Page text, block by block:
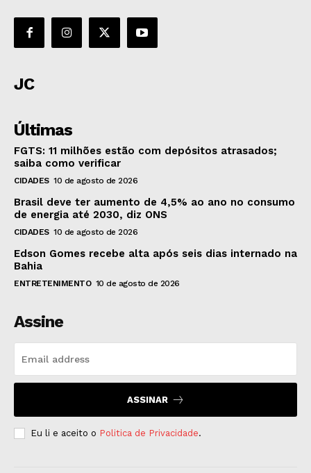
JC
Últimas
FGTS: 11 milhões estão com depósitos atrasados;
saiba como verificar
CIDADES 10 de agosto de 2026
Brasil deve ter aumento de 4,5% ao ano no consumo
de energia até 2030, diz ONS
CIDADES 10 de agosto de 2026
Edson Gomes recebe alta após seis dias internado na
Bahia
ENTRETENIMENTO 10 de agosto de 2026
Assine
ASSINAR
Eu li e aceito o Politica de Privacidade.